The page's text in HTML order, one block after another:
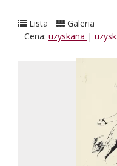
Lista
Galeria
Cena: uzyskana |